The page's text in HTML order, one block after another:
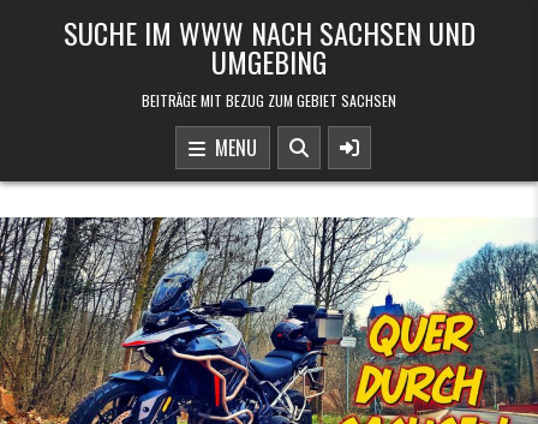
SUCHE IM WWW NACH SACHSEN UND
UMGEBING
BEITRÄGE MIT BEZUG ZUM GEBIET SACHSEN
MENU